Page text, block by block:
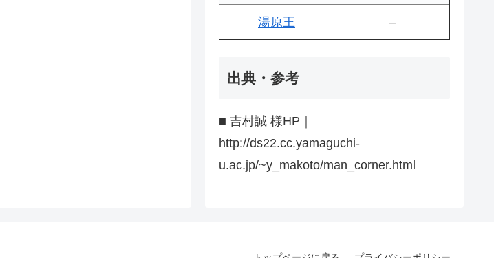
湯原王 –
出典・参考
■ 吉村誠 様HP｜
http://ds22.cc.yamaguchi-
u.ac.jp/~y_makoto/man_corner.html